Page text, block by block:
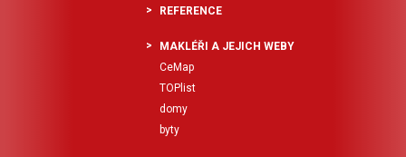
REFERENCE
MAKLÉŘI A JEJICH WEBY
CeMap
TOPlist
domy
byty